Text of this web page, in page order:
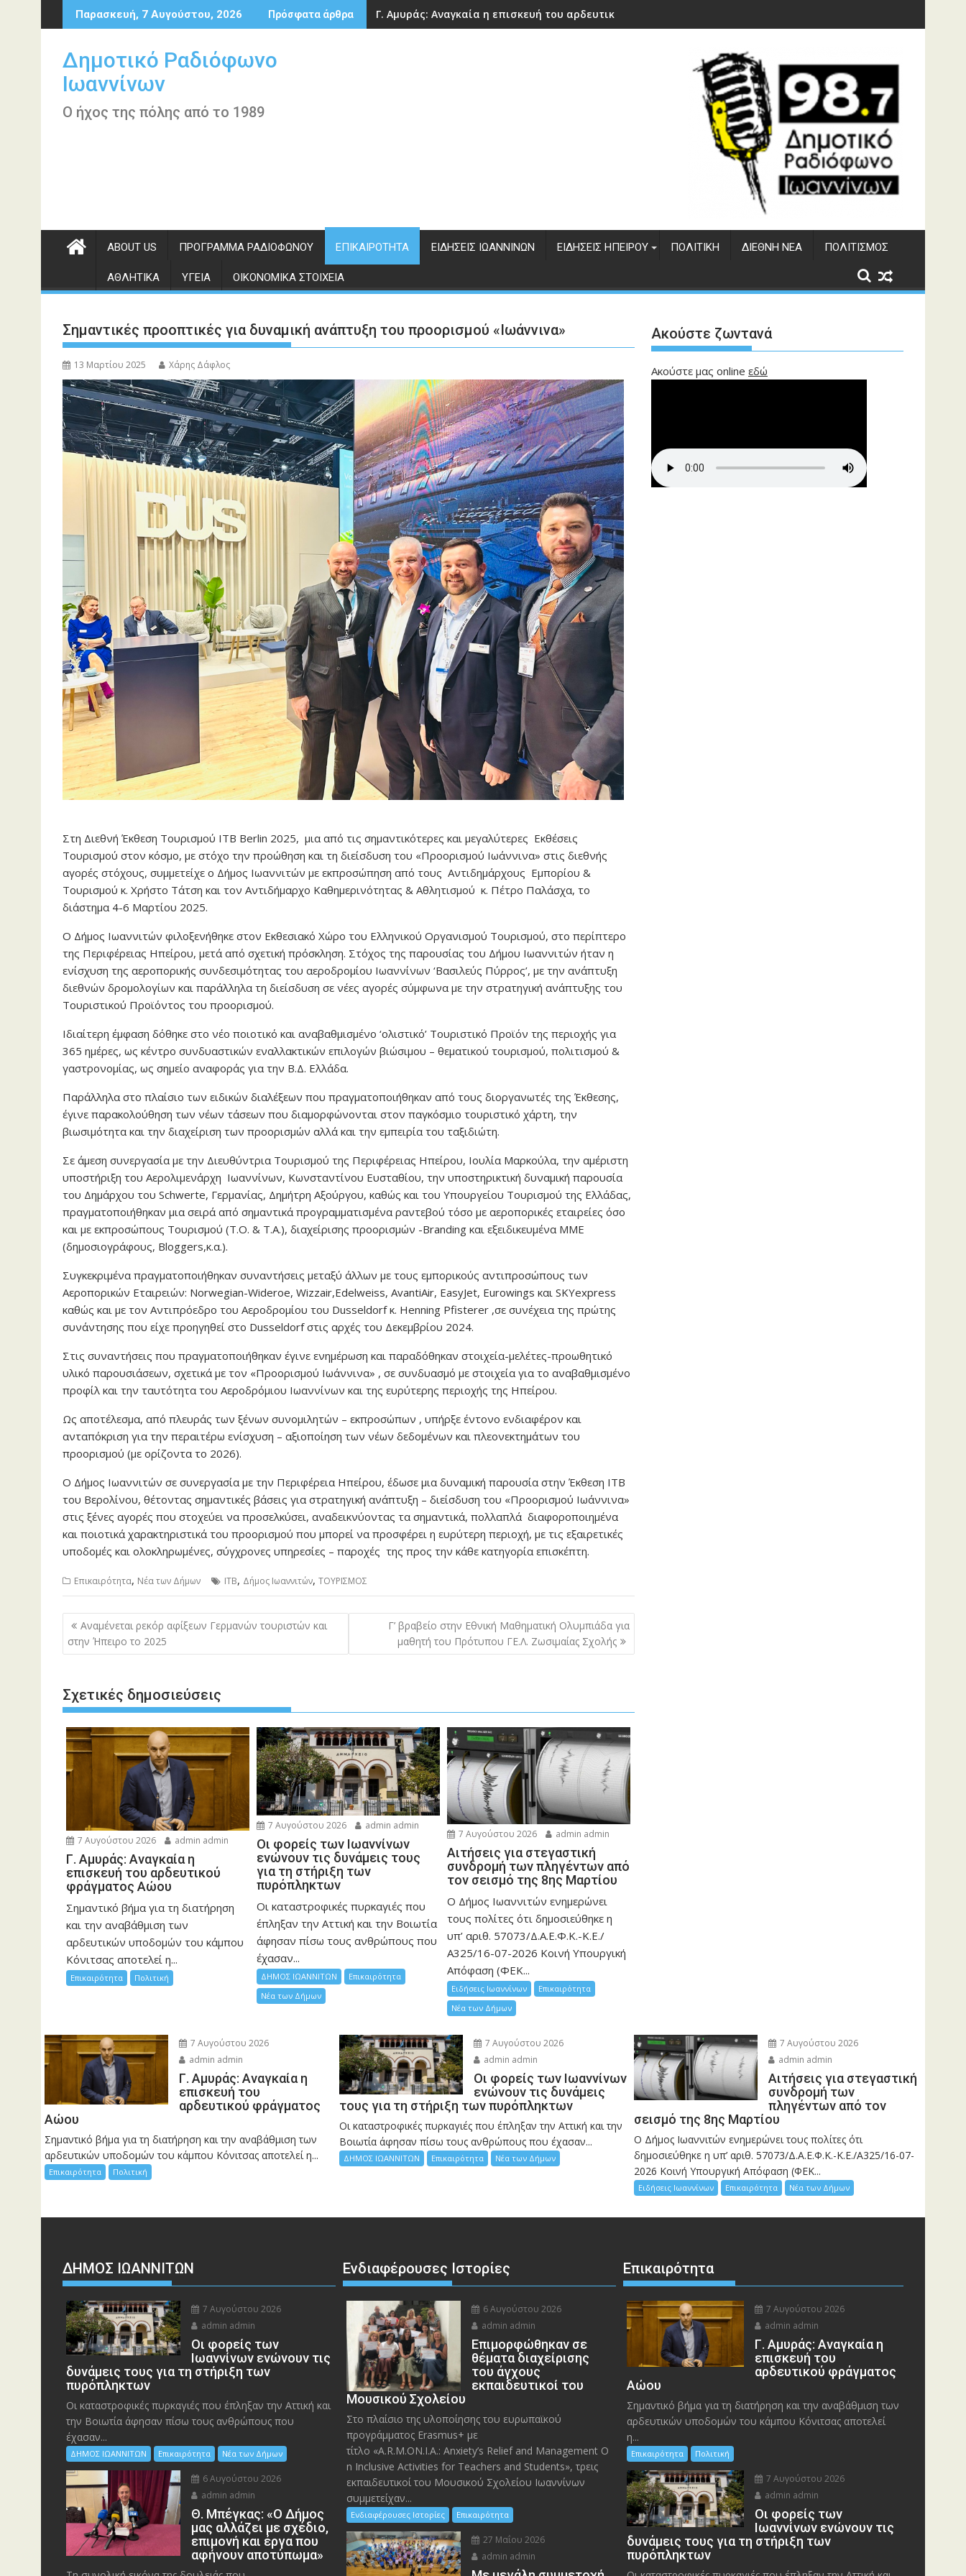
Περάστε
στο
Παρασκευή, 7 Αυγούστου, 2026 Πρόσφατα άρθρα Γ. Αμυράς: Αναγκαία η επισκευή του αρδευτικού φράγματος Αώου
Δημοτικό Ραδιόφωνο
Ιωαννίνων
Ο ήχος της πόλης από το 1989
ABOUT US ΠΡΌΓΡΑΜΜΑ ΡΑΔΙΟΦΏΝΟΥ ΕΠΙΚΑΙΡΌΤΗΤΑ ΕΙΔΉΣΕΙΣ ΙΩΑΝΝΊΝΩΝ ΕΙΔΉΣΕΙΣ ΗΠΕΊΡΟΥ ΠΟΛΙΤΙΚΉ ΔΙΕΘΝΉ ΝΈΑ ΠΟΛΙΤΙΣΜΌΣ
ΑΘΛΗΤΙΚΆ ΥΓΕΊΑ ΟΙΚΟΝΟΜΙΚΆ ΣΤΟΙΧΕΊΑ
Σημαντικές προοπτικές για δυναμική ανάπτυξη του προορισμού «Ιωάννινα»
13 Μαρτίου 2025 Χάρης Δάφλος
Στη Διεθνή Έκθεση Τουρισμού ITB Berlin 2025, μια από τις σημαντικότερες και μεγαλύτερες Εκθέσεις
Τουρισμού στον κόσμο, με στόχο την προώθηση και τη διείσδυση του «Προορισμού Ιωάννινα» στις διεθνής
αγορές στόχους, συμμετείχε ο Δήμος Ιωαννιτών με εκπροσώπηση από τους Αντιδημάρχους Εμπορίου &
Τουρισμού κ. Χρήστο Τάτση και τον Αντιδήμαρχο Καθημερινότητας & Αθλητισμού κ. Πέτρο Παλάσχα, το
διάστημα 4-6 Μαρτίου 2025.
Ο Δήμος Ιωαννιτών φιλοξενήθηκε στον Εκθεσιακό Χώρο του Ελληνικού Οργανισμού Τουρισμού, στο περίπτερο
της Περιφέρειας Ηπείρου, μετά από σχετική πρόσκληση. Στόχος της παρουσίας του Δήμου Ιωαννιτών ήταν η
ενίσχυση της αεροπορικής συνδεσιμότητας του αεροδρομίου Ιωαννίνων ‘Βασιλεύς Πύρρος’, με την ανάπτυξη
διεθνών δρομολογίων και παράλληλα τη διείσδυση σε νέες αγορές σύμφωνα με την στρατηγική ανάπτυξης του
Τουριστικού Προϊόντος του προορισμού.
Ιδιαίτερη έμφαση δόθηκε στο νέο ποιοτικό και αναβαθμισμένο ‘ολιστικό’ Τουριστικό Προϊόν της περιοχής για
365 ημέρες, ως κέντρο συνδυαστικών εναλλακτικών επιλογών βιώσιμου – θεματικού τουρισμού, πολιτισμού &
γαστρονομίας, ως σημείο αναφοράς για την Β.Δ. Ελλάδα.
Παράλληλα στο πλαίσιο των ειδικών διαλέξεων που πραγματοποιήθηκαν από τους διοργανωτές της Έκθεσης,
έγινε παρακολούθηση των νέων τάσεων που διαμορφώνονται στον παγκόσμιο τουριστικό χάρτη, την
βιωσιμότητα και την διαχείριση των προορισμών αλλά και την εμπειρία του ταξιδιώτη.
Σε άμεση συνεργασία με την Διευθύντρια Τουρισμού της Περιφέρειας Ηπείρου, Ιουλία Μαρκούλα, την αμέριστη
υποστήριξη του Αερολιμενάρχη Ιωαννίνων, Κωνσταντίνου Ευσταθίου, την υποστηρικτική δυναμική παρουσία
του Δημάρχου του Schwerte, Γερμανίας, Δημήτρη Αξούργου, καθώς και του Υπουργείου Τουρισμού της Ελλάδας,
πραγματοποιήθηκαν μια σειρά από σημαντικά προγραμματισμένα ραντεβού τόσο με αεροπορικές εταιρείες όσο
και με εκπροσώπους Τουρισμού (Τ.Ο. & Τ.Α.), διαχείρισης προορισμών -Branding και εξειδικευμένα ΜΜΕ
(δημοσιογράφους, Bloggers,κ.α.).
Συγκεκριμένα πραγματοποιήθηκαν συναντήσεις μεταξύ άλλων με τους εμπορικούς αντιπροσώπους των
Αεροπορικών Εταιρειών: Norwegian-Wideroe, Wizzair,Edelweiss, AvantiAir, EasyJet, Eurowings και SKYexpress
καθώς και με τον Αντιπρόεδρο του Αεροδρομίου του Dusseldorf κ. Henning Pfisterer ,σε συνέχεια της πρώτης
συνάντησης που είχε προηγηθεί στο Dusseldorf στις αρχές του Δεκεμβρίου 2024.
Στις συναντήσεις που πραγματοποιήθηκαν έγινε ενημέρωση και παραδόθηκαν στοιχεία-μελέτες-προωθητικό
υλικό παρουσιάσεων, σχετικά με τον «Προορισμού Ιωάννινα» , σε συνδυασμό με στοιχεία για το αναβαθμισμένο
προφίλ και την ταυτότητα του Αεροδρόμιου Ιωαννίνων και της ευρύτερης περιοχής της Ηπείρου.
Ως αποτέλεσμα, από πλευράς των ξένων συνομιλητών – εκπροσώπων , υπήρξε έντονο ενδιαφέρον και
ανταπόκριση για την περαιτέρω ενίσχυση – αξιοποίηση των νέων δεδομένων και πλεονεκτημάτων του
προορισμού (με ορίζοντα το 2026).
Ο Δήμος Ιωαννιτών σε συνεργασία με την Περιφέρεια Ηπείρου, έδωσε μια δυναμική παρουσία στην Έκθεση ITB
του Βερολίνου, θέτοντας σημαντικές βάσεις για στρατηγική ανάπτυξη – διείσδυση του «Προορισμού Ιωάννινα»
στις ξένες αγορές που στοχεύει να προσελκύσει, αναδεικνύοντας τα σημαντικά, πολλαπλά διαφοροποιημένα
και ποιοτικά χαρακτηριστικά του προορισμού που μπορεί να προσφέρει η ευρύτερη περιοχή, με τις εξαιρετικές
υποδομές και ολοκληρωμένες, σύγχρονες υπηρεσίες – παροχές της προς την κάθε κατηγορία επισκέπτη.
Επικαιρότητα, Νέα των Δήμων ITB, Δήμος Ιωαννιτών, ΤΟΥΡΙΣΜΟΣ
Πλοήγηση
άρθρων
Αναμένεται ρεκόρ αφίξεων Γερμανών τουριστών και
στην Ήπειρο το 2025
Γ’ βραβείο στην Εθνική Μαθηματική Ολυμπιάδα για
μαθητή του Πρότυπου ΓΕ.Λ. Ζωσιμαίας Σχολής
Σχετικές δημοσιεύσεις
7 Αυγούστου 2026 admin admin
Γ. Αμυράς: Αναγκαία η
επισκευή του αρδευτικού
φράγματος Αώου
Σημαντικό βήμα για τη διατήρηση
και την αναβάθμιση των
αρδευτικών υποδομών του κάμπου
Κόνιτσας αποτελεί η...
Επικαιρότητα Πολιτική
7 Αυγούστου 2026 admin admin
Οι φορείς των Ιωαννίνων
ενώνουν τις δυνάμεις τους
για τη στήριξη των
πυρόπληκτων
Οι καταστροφικές πυρκαγιές που
έπληξαν την Αττική και την Bοιωτία
άφησαν πίσω τους ανθρώπους που
έχασαν...
ΔΗΜΟΣ ΙΩΑΝΝΙΤΩΝ
Επικαιρότητα
Νέα των Δήμων
7 Αυγούστου 2026 admin admin
Αιτήσεις για στεγαστική
συνδρομή των πληγέντων από
τον σεισμό της 8ης Μαρτίου
Ο Δήμος Ιωαννιτών ενημερώνει
τους πολίτες ότι δημοσιεύθηκε η
υπ’ αριθ. 57073/Δ.Α.Ε.Φ.Κ.-Κ.Ε./
Α325/16-07-2026 Κοινή Υπουργική
Απόφαση (ΦΕΚ...
Ειδήσεις Ιωαννίνων
Επικαιρότητα
Νέα των Δήμων
Ακούστε ζωντανά
Ακούστε μας online εδώ
7 Αυγούστου 2026
admin admin
Γ. Αμυράς: Αναγκαία η
επισκευή του
αρδευτικού φράγματος
Αώου
Σημαντικό βήμα για τη διατήρηση και την αναβάθμιση των
αρδευτικών υποδομών του κάμπου Κόνιτσας αποτελεί η...
Επικαιρότητα Πολιτική
7 Αυγούστου 2026
admin admin
Οι φορείς των Ιωαννίνων
ενώνουν τις δυνάμεις
τους για τη στήριξη των πυρόπληκτων
Οι καταστροφικές πυρκαγιές που έπληξαν την Αττική και την
Bοιωτία άφησαν πίσω τους ανθρώπους που έχασαν...
ΔΗΜΟΣ ΙΩΑΝΝΙΤΩΝ Επικαιρότητα Νέα των Δήμων
7 Αυγούστου 2026
admin admin
Αιτήσεις για στεγαστική
συνδρομή των
πληγέντων από τον
σεισμό της 8ης Μαρτίου
Ο Δήμος Ιωαννιτών ενημερώνει τους πολίτες ότι
δημοσιεύθηκε η υπ’ αριθ. 57073/Δ.Α.Ε.Φ.Κ.-Κ.Ε./Α325/16-07-
2026 Κοινή Υπουργική Απόφαση (ΦΕΚ...
Ειδήσεις Ιωαννίνων Επικαιρότητα Νέα των Δήμων
ΔΗΜΟΣ ΙΩΑΝΝΙΤΩΝ
7 Αυγούστου 2026
admin admin
Οι φορείς των
Ιωαννίνων ενώνουν τις
δυνάμεις τους για τη στήριξη των
πυρόπληκτων
Οι καταστροφικές πυρκαγιές που έπληξαν την Αττική και
την Bοιωτία άφησαν πίσω τους ανθρώπους που
έχασαν...
ΔΗΜΟΣ ΙΩΑΝΝΙΤΩΝ Επικαιρότητα Νέα των Δήμων
6 Αυγούστου 2026
admin admin
Θ. Μπέγκας: «Ο Δήμος
μας αλλάζει με σχέδιο,
επιμονή και έργα που
αφήνουν αποτύπωμα»
Ενδιαφέρουσες Ιστορίες
6 Αυγούστου 2026
admin admin
Eπιμορφώθηκαν σε
θέματα διαχείρισης
του άγχους
εκπαιδευτικοί του
Μουσικού Σχολείου
Στο πλαίσιο της υλοποίησης του ευρωπαϊκού
προγράμματος Erasmus+ με
τίτλο «A.R.M.ON.I.A.: Anxiety’s Relief and Management O
n Inclusive Activities for Teachers and Students», τρεις
εκπαιδευτικοί του Μουσικού Σχολείου Ιωαννίνων
συμμετείχαν...
Ενδιαφέρουσες Ιστορίες Επικαιρότητα
27 Μαΐου 2026
admin admin
Επικαιρότητα
7 Αυγούστου 2026
admin admin
Γ. Αμυράς: Αναγκαία η
επισκευή του
αρδευτικού φράγματος
Αώου
Σημαντικό βήμα για τη διατήρηση και την αναβάθμιση των
αρδευτικών υποδομών του κάμπου Κόνιτσας αποτελεί
η...
Επικαιρότητα Πολιτική
7 Αυγούστου 2026
admin admin
Οι φορείς των
Ιωαννίνων ενώνουν τις
δυνάμεις τους για τη στήριξη των
πυρόπληκτων